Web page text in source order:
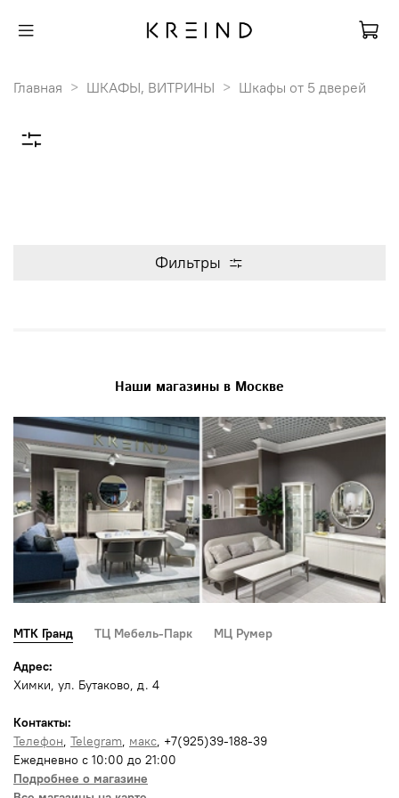
Главная ШКАФЫ, ВИТРИНЫ Шкафы от 5 дверей
Фильтры
Наши магазины в Москве
МТК Гранд ТЦ Мебель-Парк МЦ Румер
Адрес:
Химки, ул. Бутаково, д. 4
Контакты:
Телефон, Telegram, макс, +7(925)39-188-39
Ежедневно с 10:00 до 21:00
Подробнее о магазине